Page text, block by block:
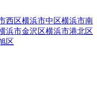
西区横浜市中区横浜市南
浜市金沢区横浜市港北区
区